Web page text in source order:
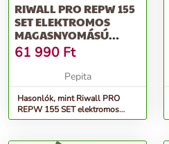
RIWALL PRO REPW 155
SET ELEKTROMOS
MAGASNYOMÁSÚ
MOSÓ 150 BAR, TA...
61 990 Ft
Pepita
Hasonlók, mint Riwall PRO
REPW 155 SET elektromos
magasnyomású mosó 150 bar,